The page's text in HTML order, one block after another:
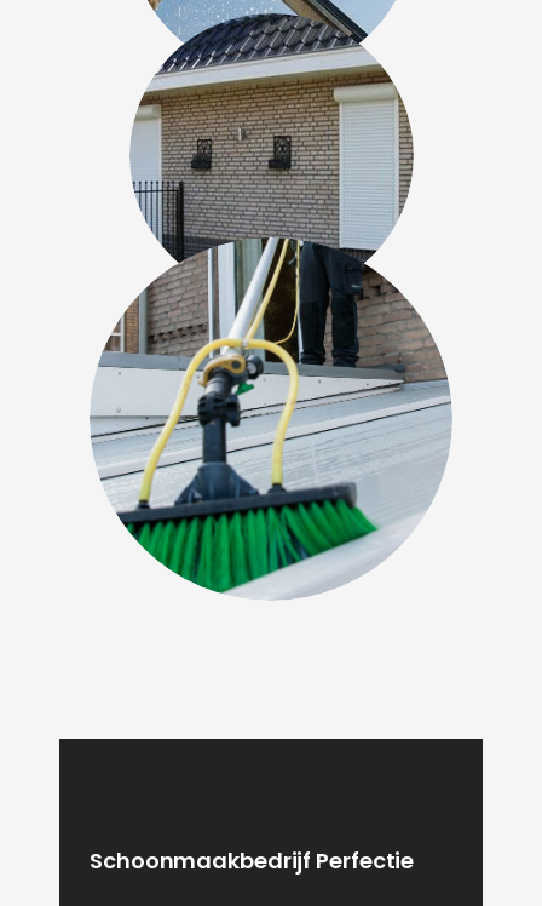
Schoonmaakbedrijf Perfectie